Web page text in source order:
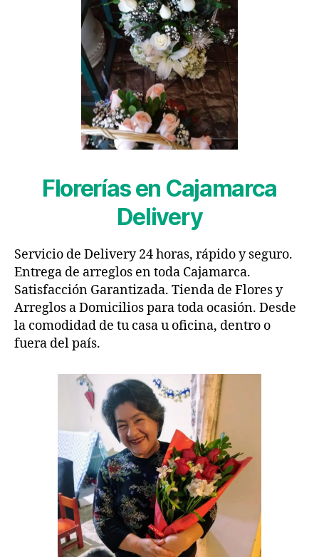
Florerías en Cajamarca
Delivery
Servicio de Delivery 24 horas, rápido y seguro.
Entrega de arreglos en toda Cajamarca.
Satisfacción Garantizada. Tienda de Flores y
Arreglos a Domicilios para toda ocasión. Desde
la comodidad de tu casa u oficina, dentro o
fuera del país.